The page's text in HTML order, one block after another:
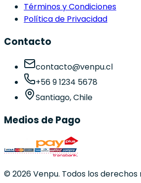
Términos y Condiciones
Política de Privacidad
Contacto
contacto@venpu.cl
+56 9 1234 5678
Santiago, Chile
Medios de Pago
©2026Venpu. Todos los derechos